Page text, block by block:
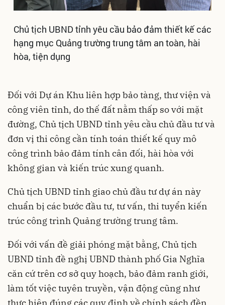
Chủ tịch UBND tỉnh yêu cầu bảo đảm thiết kế các
hạng mục Quảng trường trung tâm an toàn, hài
hòa, tiện dụng
Đối với Dự án Khu liên hợp bảo tàng, thư viện và
công viên tỉnh, do thế đất nằm thấp so với mặt
đường, Chủ tịch UBND tỉnh yêu cầu chủ đầu tư và
đơn vị thi công cần tính toán thiết kế quy mô
công trình bảo đảm tính cân đối, hài hòa với
không gian và kiến trúc xung quanh.
Chủ tịch UBND tỉnh giao chủ đầu tư dự án này
chuẩn bị các bước đầu tư, tư vấn, thi tuyển kiến
trúc công trình Quảng trường trung tâm.
Đối với vấn đề giải phóng mặt bằng, Chủ tịch
UBND tỉnh đề nghị UBND thành phố Gia Nghĩa
căn cứ trên cơ sở quy hoạch, bảo đảm ranh giới,
làm tốt việc tuyên truyền, vận động cũng như